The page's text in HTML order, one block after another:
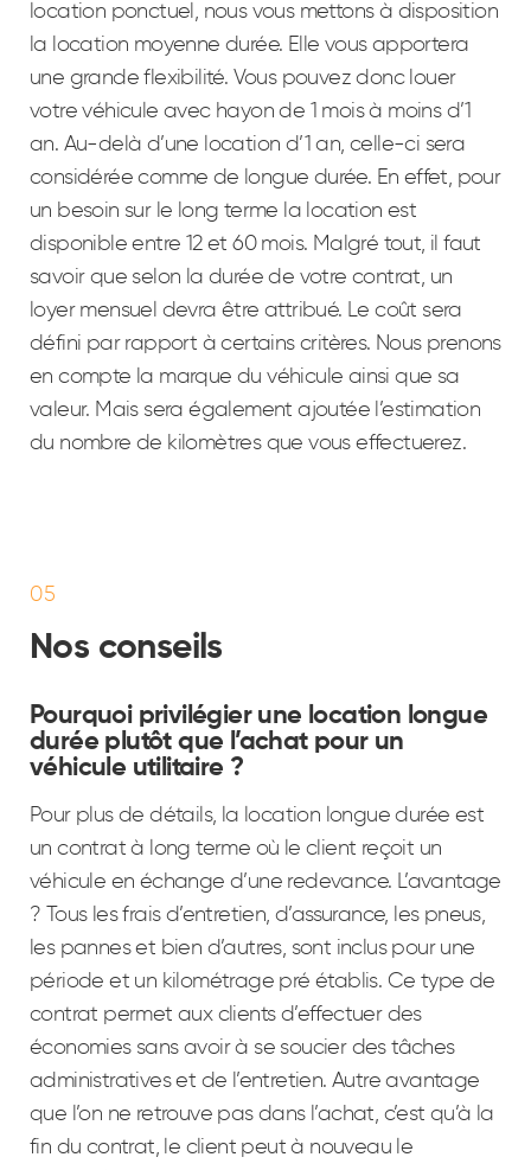
location ponctuel, nous vous mettons à disposition
la location moyenne durée. Elle vous apportera
une grande flexibilité. Vous pouvez donc louer
votre véhicule avec hayon de 1 mois à moins d’1
an. Au-delà d’une location d’1 an, celle-ci sera
considérée comme de longue durée. En effet, pour
un besoin sur le long terme la location est
disponible entre 12 et 60 mois. Malgré tout, il faut
savoir que selon la durée de votre contrat, un
loyer mensuel devra être attribué. Le coût sera
défini par rapport à certains critères. Nous prenons
en compte la marque du véhicule ainsi que sa
valeur. Mais sera également ajoutée l’estimation
du nombre de kilomètres que vous effectuerez.
05
Nos conseils
Pourquoi privilégier une location longue
durée plutôt que l’achat pour un
véhicule utilitaire ?
Pour plus de détails, la location longue durée est
un contrat à long terme où le client reçoit un
véhicule en échange d’une redevance. L’avantage
? Tous les frais d’entretien, d’assurance, les pneus,
les pannes et bien d’autres, sont inclus pour une
période et un kilométrage pré établis. Ce type de
contrat permet aux clients d’effectuer des
économies sans avoir à se soucier des tâches
administratives et de l’entretien. Autre avantage
que l’on ne retrouve pas dans l’achat, c’est qu’à la
fin du contrat, le client peut à nouveau le